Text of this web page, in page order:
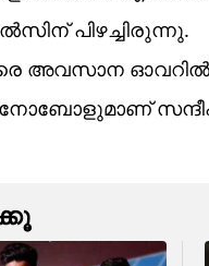
പിഴച്ചിരുന്നു.
അവസാന